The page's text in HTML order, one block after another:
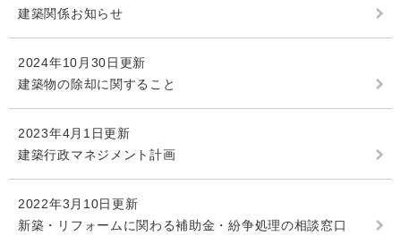
建築関係お知らせ
2024年10月30日更新
建築物の除却に関すること
2023年4月1日更新
建築行政マネジメント計画
2022年3月10日更新
新築・リフォームに関わる補助金・紛争処理の相談窓口